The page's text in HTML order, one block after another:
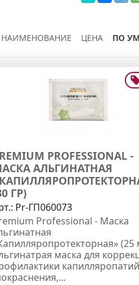
НАИМЕНОВАНИЕ ЦЕНА ПО
PROFESSIONAL -
АЛЬГИНАТНАЯ
ГР)
Pr-ГП060073
Professional - Маска
(25
маска для
капилляропатий